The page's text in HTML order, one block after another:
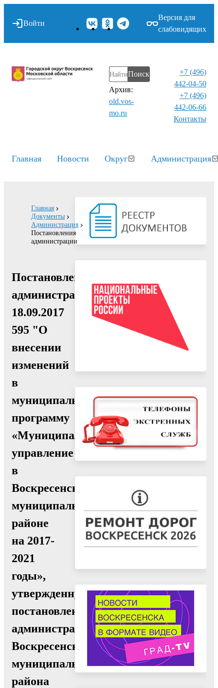
Войти
Версия для
слабовидящих
Поиск
Архив:
old.vos-
mo.ru
+7 (496)
442-04-50
+7 (496)
442-06-66
Контакты⁠
Главная Новости Округ Администрация
Главная
Документы
Администрация
Постановления
администрации
Постановление
администрации
18.09.2017
595 "О
внесении
изменений
в
муниципальную
программу
«Муниципальное
управление
в
Воскресенском
муниципальном
районе
на 2017-
2021
годы»,
утвержденную
постановлением
администрации
Воскресенского
муниципального
района